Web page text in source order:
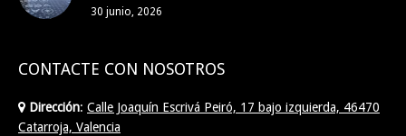
30 junio, 2026
CONTACTE CON NOSOTROS
Dirección: Calle Joaquín Escrivá Peiró, 17 bajo izquierda, 46470
Catarroja, Valencia